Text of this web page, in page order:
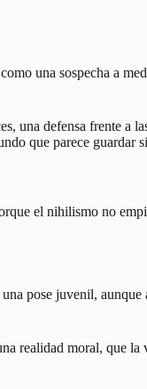
una sospecha a
una defensa frente a
que parece guardar
el nihilismo no
pose juvenil,
realidad moral, que